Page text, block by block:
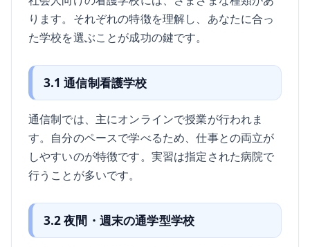
ります。それぞれの特徴を理解し、あなたに合っ
た学校を選ぶことが成功の鍵です。
3.1 通信制看護学校
通信制では、主にオンラインで授業が行われま
す。自分のペースで学べるため、仕事との両立が
しやすいのが特徴です。実習は指定された病院で
行うことが多いです。
3.2 夜間・週末の通学型学校